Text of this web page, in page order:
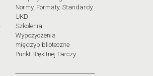
Normy, Formaty, Standardy
UKD
Szkolenia
Wypożyczenia
międzybiblioteczne
Punkt Błękitnej Tarczy